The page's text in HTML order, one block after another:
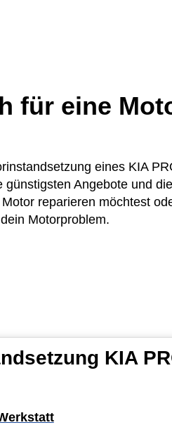
für eine
eines KIA
Angebote und
reparieren möchtest
Motorproblem.
KIA